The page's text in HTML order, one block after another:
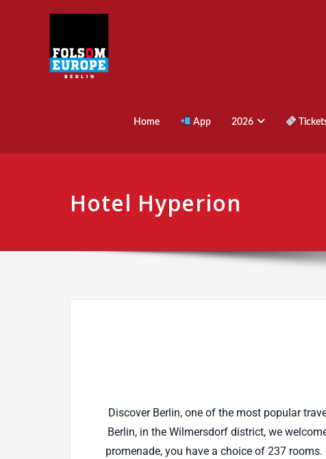
Home App 2026
Hotel Hyperion
Discover Berlin, one of the most popular
Berlin, in the Wilmersdorf district, we
promenade, you have a choice of 237